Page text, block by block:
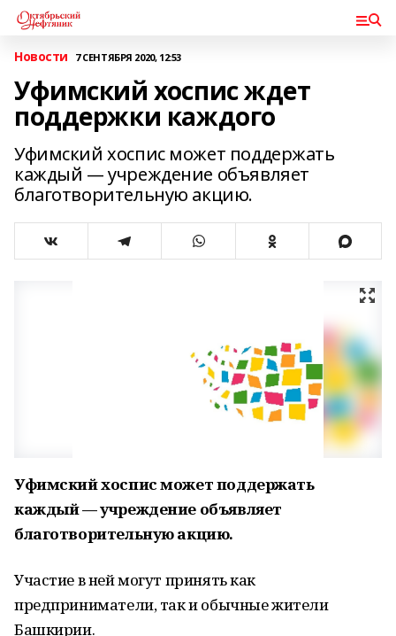
Новости 7 СЕНТЯБРЯ 2020, 12:53
Уфимский хоспис ждет
поддержки каждого
Уфимский хоспис может поддержать
каждый — учреждение объявляет
благотворительную акцию.
Уфимский хоспис может поддержать
каждый — учреждение объявляет
благотворительную акцию.
Участие в ней могут принять как
предприниматели, так и обычные жители
Башкирии.